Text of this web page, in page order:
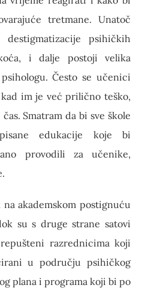
tretmane. Unatoč
psihičkih
i dalje postoji velika
Često se učenici
kad im je već prilično teško,
Smatram da bi sve škole
edukacije koje bi
provodili za učenike,
na akademskom postignuću
su s druge strane satovi
razrednicima koji
u području psihičkog
plana i programa koji bi po